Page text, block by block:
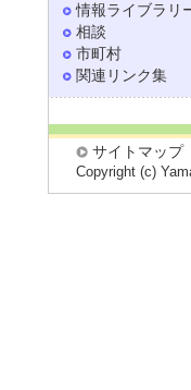
情報ライブラリ
相談
市町村
関連リンク集
サイトマップ
Copyright (c)